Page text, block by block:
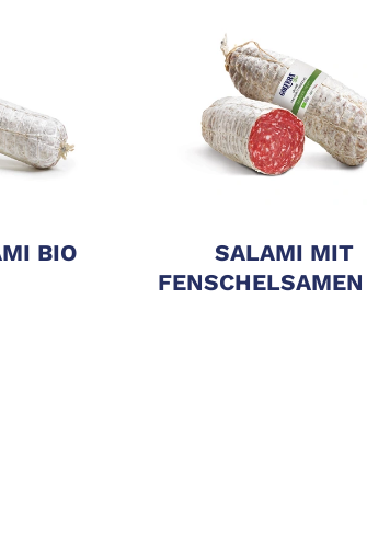
BIO
SALAMI MIT